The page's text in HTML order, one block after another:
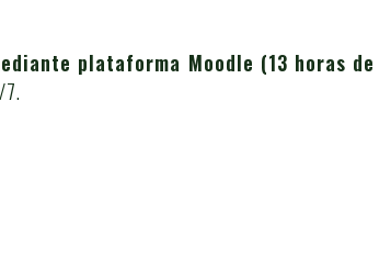
plataforma Moodle (13 horas